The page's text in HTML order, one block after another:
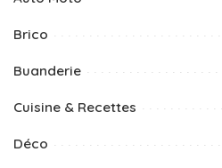
Brico
Buanderie
Cuisine & Recettes
Déco